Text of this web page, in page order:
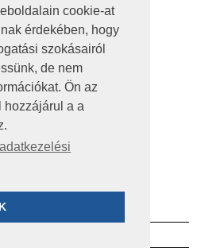
cookie-at
érdekében, hogy
szokásairól
de nem
Ön az
hozzájárul a a